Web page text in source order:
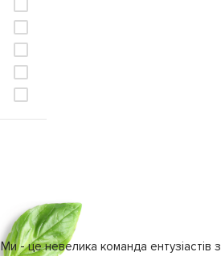
Ми - це невелика команда ентузіастів